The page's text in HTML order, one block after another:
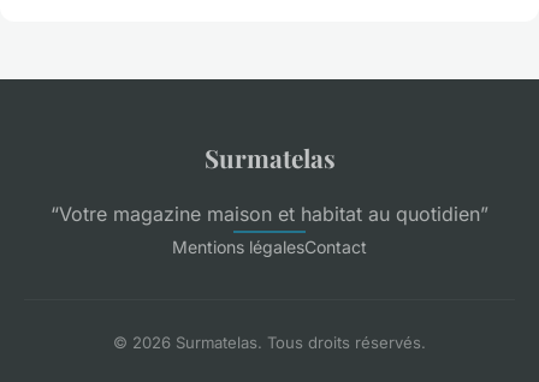
Surmatelas
“Votre magazine maison et habitat au quotidien”
Mentions légalesContact
© 2026 Surmatelas. Tous droits réservés.